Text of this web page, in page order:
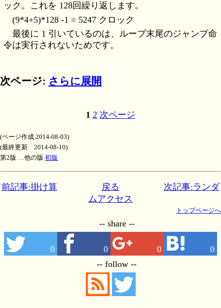
ック。これを 128回繰り返します。
(9*4+5)*128 -1 = 5247 クロック
最後に 1 引いているのは、ループ末尾のジャンプ命
令は実行されないためです。
次ページ: さらに展開
1 2 次ページ
(ページ作成 2014-08-03)
(最終更新 2014-08-10)
第2版 …他の版 初版
前記事:掛け算 戻る
次記事:ランダ
ムアクセス
トップページへ
-- share --
0 0 0 0
-- follow --